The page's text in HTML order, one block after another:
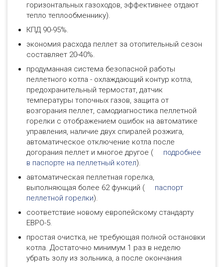
горизонтальных газоходов, эффективнее отдают
тепло теплообменнику).
КПД 90-95%.
экономия расхода пеллет за отопительный сезон
составляет 20-40%.
продуманная система безопасной работы
пеллетного котла - охлаждающий контур котла,
предохранительный термостат, датчик
температуры топочных газов, защита от
возгорания пеллет, самодиагностика пеллетной
горелки с отображением ошибок на автоматике
управления, наличие двух спиралей розжига,
автоматическое отключение котла после
догорания пеллет и многое другое (
подробнее
в паспорте на пеллетный котел).
автоматическая пеллетная горелка,
выполняющая более 62 функций (
паспорт
пеллетной горелки).
соответствие новому европейскому стандарту
ЕВРО-5.
простая очистка, не требующая полной остановки
котла. Достаточно минимум 1 раз в неделю
убрать золу из зольника, а после окончания